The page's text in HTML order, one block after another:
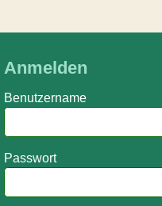
Anmelden
Benutzername
Passwort